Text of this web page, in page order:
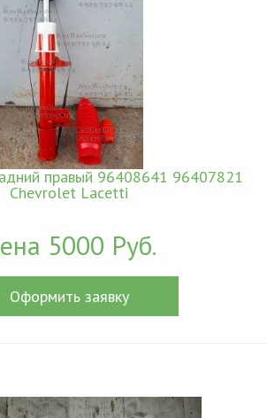
правый 96408641 96407821
Chevrolet Lacetti
5000 Руб.
Оформить заявку